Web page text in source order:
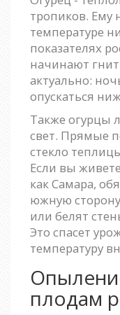
тропиков. Ему
температуре
показателях
начинают
актуально:
опускаться
Также огурцы
свет. Прямые
стекло
Если вы
как Самара,
южную
или белят
Это спасет
температуру
плодам